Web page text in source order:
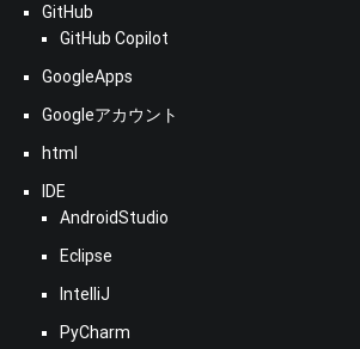
GitHub
GitHub Copilot
GoogleApps
Googleアカウント
html
IDE
AndroidStudio
Eclipse
IntelliJ
PyCharm